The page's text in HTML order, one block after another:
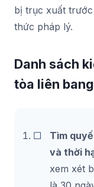
bị trục xuất
thức pháp lý.
Danh sách
tòa liên bang
Tìm
và thời
xem xét